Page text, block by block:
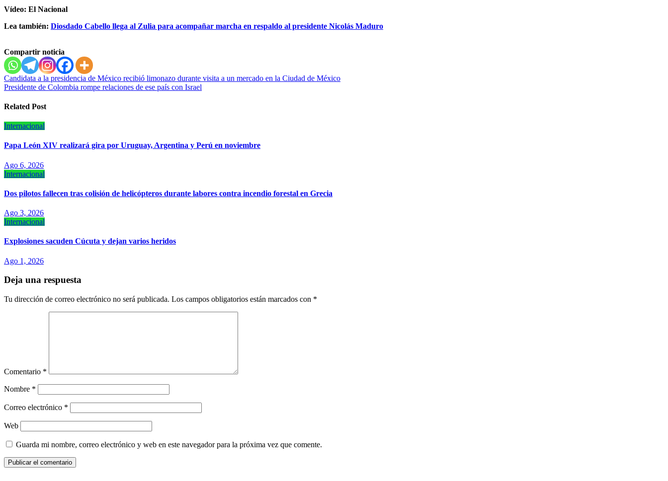
Vídeo: El Nacional
Lea también: Diosdado Cabello llega al Zulia para acompañar marcha en respaldo al presidente Nicolás Maduro
Compartir noticia
Navegación
de
entradas
Candidata a la presidencia de México recibió limonazo durante visita a un mercado en la Ciudad de México
Presidente de Colombia rompe relaciones de ese país con Israel
Related Post
Internacional
Papa León XIV realizará gira por Uruguay, Argentina y Perú en noviembre
Ago 6, 2026
Internacional
Dos pilotos fallecen tras colisión de helicópteros durante labores contra incendio forestal en Grecia
Ago 3, 2026
Internacional
Explosiones sacuden Cúcuta y dejan varios heridos
Ago 1, 2026
Deja una respuesta
Tu dirección de correo electrónico no será publicada. Los campos obligatorios están marcados con *
Comentario *
Nombre *
Correo electrónico *
Web
Guarda mi nombre, correo electrónico y web en este navegador para la próxima vez que comente.